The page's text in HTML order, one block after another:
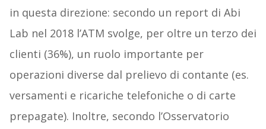
in questa direzione: secondo un report di Abi
Lab nel 2018 l’ATM svolge, per oltre un terzo dei
clienti (36%), un ruolo importante per
operazioni diverse dal prelievo di contante (es.
versamenti e ricariche telefoniche o di carte
prepagate). Inoltre, secondo l’Osservatorio